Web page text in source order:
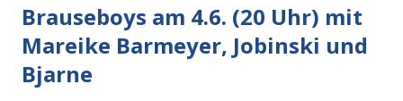
Brauseboys am 4.6. (20 Uhr) mit
Mareike Barmeyer, Jobinski und
Bjarne